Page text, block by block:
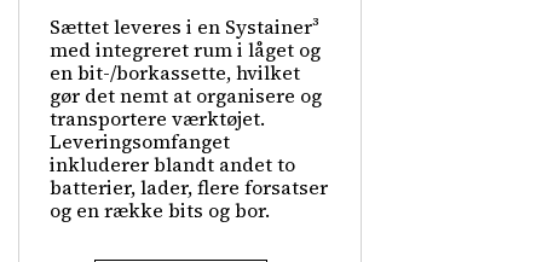
Sættet leveres i en Systainer³
med integreret rum i låget og
en bit-/borkassette, hvilket
gør det nemt at organisere og
transportere værktøjet.
Leveringsomfanget
inkluderer blandt andet to
batterier, lader, flere forsatser
og en række bits og bor.